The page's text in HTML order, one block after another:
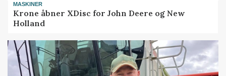
MASKINER
Krone åbner XDisc for John Deere og New
Holland